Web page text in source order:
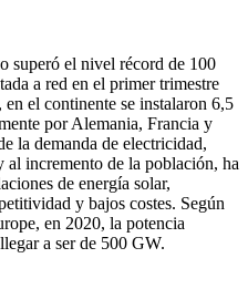
superó el nivel récord de 100
a red en el primer trimestre
el continente se instalaron 6,5
por Alemania, Francia y
la demanda de electricidad,
incremento de la población, ha
de energía solar,
y bajos costes. Según
en 2020, la potencia
a ser de 500 GW.